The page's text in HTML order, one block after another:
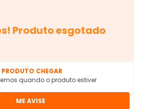
Produto esgotado
CHEGAR
quando o produto estiver
ME AVISE